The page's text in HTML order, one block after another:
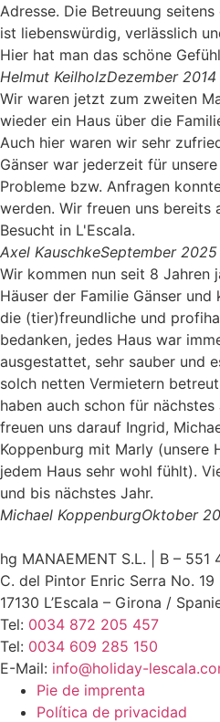
Adresse. Die Betreuung
ist liebenswürdig, verlässlich
Hier hat man das schöne
Helmut KeilholzDezember 2014
Wir waren jetzt zum zweiten
wieder ein Haus über die
Auch hier waren wir sehr
Gänser war jederzeit für
Probleme bzw. Anfragen
werden. Wir freuen uns bereits
Besucht in L'Escala.
Axel KauschkeSeptember 2025
Wir kommen nun seit 8 Jahren
Häuser der Familie Gänser und
die (tier)freundliche und
bedanken, jedes Haus war
ausgestattet, sehr sauber und
solch netten Vermietern
haben auch schon für
freuen uns darauf Ingrid,
Koppenburg mit Marly (unsere
jedem Haus sehr wohl fühlt).
und bis nächstes Jahr.
Michael KoppenburgOktober
hg MANAEMENT S.L. | B – 551
C. del Pintor Enric Serra No. 19
17130 L’Escala – Girona /
Tel: 0034 872 205 457
Tel: 0034 609 285 150
E-Mail: info@holiday-
Pie de imprenta
Política de privacidad